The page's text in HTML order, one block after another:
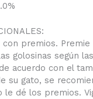
premios. Premie
golosinas según las
acuerdo con el
su gato, se
le dé los premios.